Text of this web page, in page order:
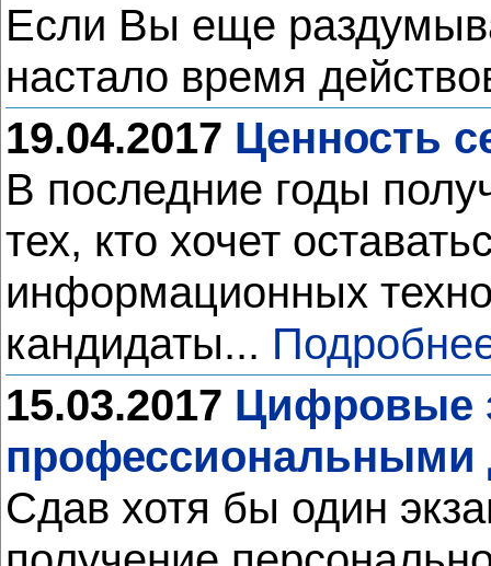
Если Вы еще
настало время
19.04.2017 Ценность
В последние годы
тех, кто хочет
информационных
кандидаты...
15.03.2017 Цифровые
профессиональными
Сдав хотя бы один